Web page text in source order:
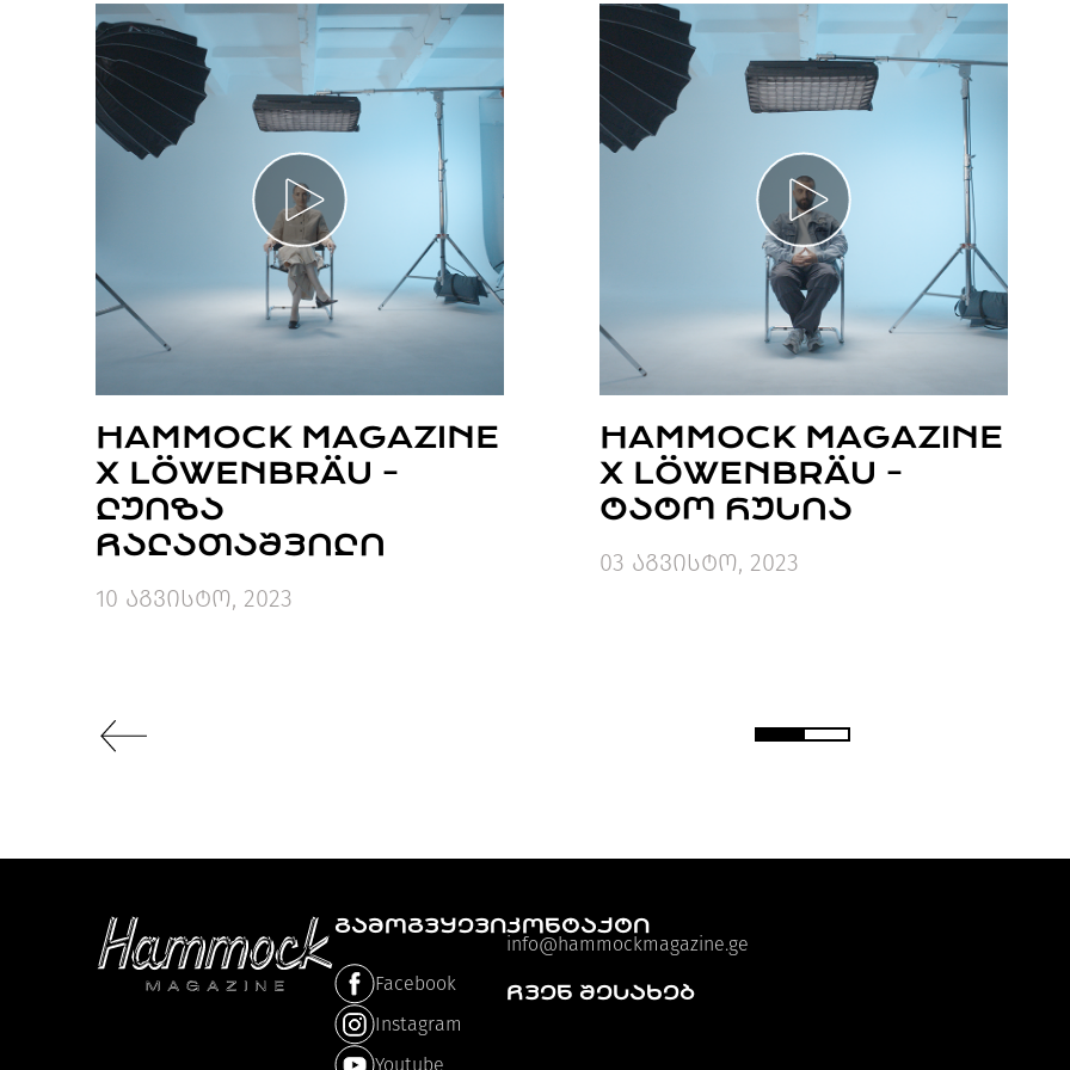
HAMMOCK MAGAZINE
X LÖWENBRÄU -
ᲚᲣᲘᲖᲐ
ᲩᲐᲚᲐᲗᲐᲨᲕᲘᲚᲘ
10 აგვისტო, 2023
HAMMOCK MAGAZINE
X LÖWENBRÄU -
ᲢᲐᲢᲝ ᲠᲣᲡᲘᲐ
03 აგვისტო, 2023
ᲒᲐᲛᲝᲒᲕᲧᲔᲕᲘ
Facebook
Instagram
Youtube
კონტაქტი
info@hammockmagazine.ge
ჩვენ შესახებ